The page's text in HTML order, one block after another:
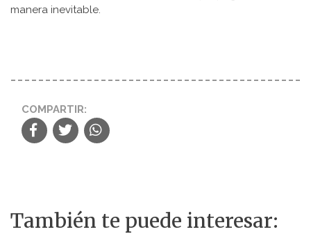
manera inevitable.
COMPARTIR:
También te puede interesar: